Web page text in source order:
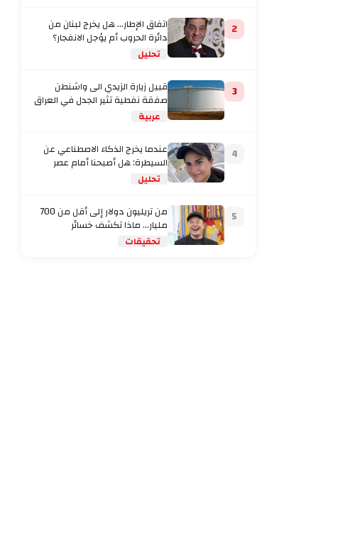
2 اتفاق الإطار... هل يخرج لبنان من
دائرة الحروب أم يؤجل الانفجار؟
تحليل
3 قبيل زيارة الزيدي الى واشنطن
صفقة نفطية تثير الجدل في العراق
عربية
4 عندما يخرج الذكاء الاصطناعي عن
السيطرة: هل أصبحنا أمام عصر
تحليل
5 من تريليون دولار إلى أقل من 700
مليار… ماذا تكشف خسائر
تحقيقات